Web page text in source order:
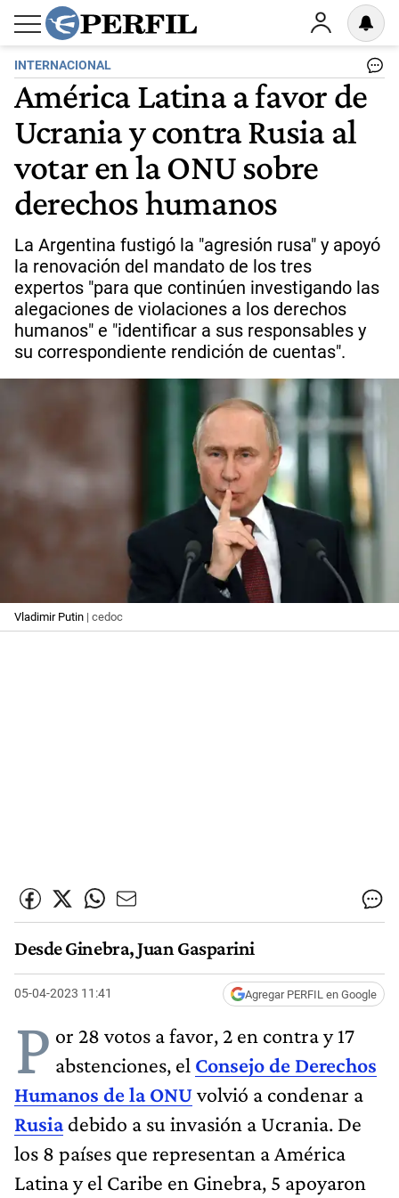
INTERNACIONAL
América Latina a favor de
Ucrania y contra Rusia al
votar en la ONU sobre
derechos humanos
La Argentina fustigó la "agresión rusa" y apoyó
la renovación del mandato de los tres
expertos "para que continúen investigando las
alegaciones de violaciones a los derechos
humanos" e "identificar a sus responsables y
su correspondiente rendición de cuentas".
Vladimir Putin | cedoc
Desde Ginebra, Juan Gasparini
05-04-2023 11:41 Agregar PERFIL en Google
P or 28 votos a favor, 2 en contra y 17
abstenciones, el Consejo de Derechos
Humanos de la ONUvolvió a condenar a
Rusiadebido a su invasión a Ucrania. De
los 8 países que representan a América
Latina y el Caribe en Ginebra, 5 apoyaron